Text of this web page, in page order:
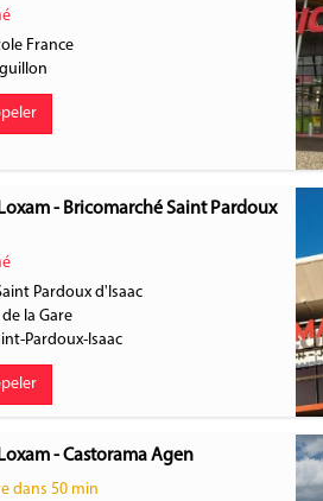
France
- Bricomarché Saint Pardoux
Pardoux d'Isaac
la Gare
Pardoux-Isaac
- Castorama Agen
dans 50 min